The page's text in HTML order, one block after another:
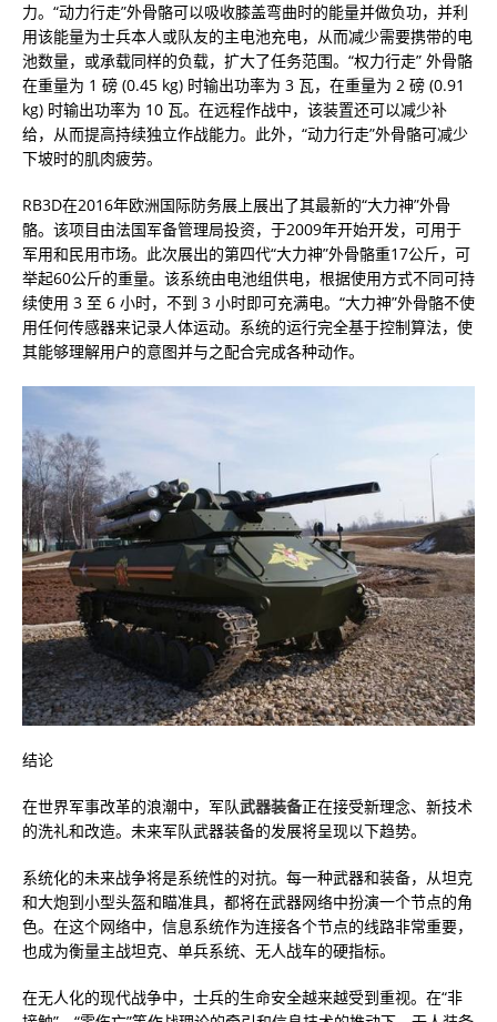
力。“动力行走”外骨骼可以吸收膝盖弯曲时的能量并做负功，并利
用该能量为士兵本人或队友的主电池充电，从而减少需要携带的电
池数量，或承载同样的负载，扩大了任务范围。“权力行走” 外骨骼
在重量为 1 磅 (0.45 kg) 时输出功率为 3 瓦，在重量为 2 磅 (0.91
kg) 时输出功率为 10 瓦。在远程作战中，该装置还可以减少补
给，从而提高持续独立作战能力。此外，“动力行走”外骨骼可减少
下坡时的肌肉疲劳。
RB3D在2016年欧洲国际防务展上展出了其最新的“大力神”外骨
骼。该项目由法国军备管理局投资，于2009年开始开发，可用于
军用和民用市场。此次展出的第四代“大力神”外骨骼重17公斤，可
举起60公斤的重量。该系统由电池组供电，根据使用方式不同可持
续使用 3 至 6 小时，不到 3 小时即可充满电。“大力神”外骨骼不使
用任何传感器来记录人体运动。系统的运行完全基于控制算法，使
其能够理解用户的意图并与之配合完成各种动作。
​结论
在世界军事改革的浪潮中，军队武器装备正在接受新理念、新技术
的洗礼和改造。未来军队武器装备的发展将呈现以下趋势。
系统化的未来战争将是系统性的对抗。每一种武器和装备，从坦克
和大炮到小型头盔和瞄准具，都将在武器网络中扮演一个节点的角
色。在这个网络中，信息系统作为连接各个节点的线路非常重要，
也成为衡量主战坦克、单兵系统、无人战车的硬指标。
在无人化的现代战争中，士兵的生命安全越来越受到重视。在“非